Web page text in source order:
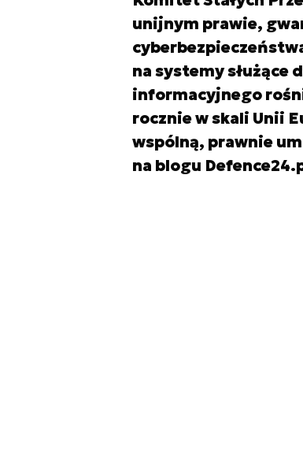
unijnym prawie,
na systemy służące
informacyjnego
rocznie w skali Unii
wspólną, prawnie
na blogu